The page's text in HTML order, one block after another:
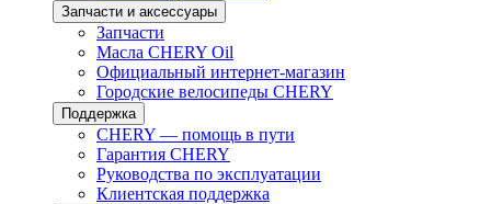
Запчасти и аксессуары
Запчасти
Масла CHERY Oil
Официальный интернет-магазин
Городские велосипеды CHERY
Поддержка
CHERY — помощь в пути
Гарантия CHERY
Руководства по эксплуатации
Клиентская поддержка